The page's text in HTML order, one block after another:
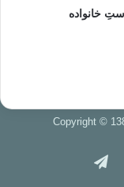
خانواده
Copyright ©